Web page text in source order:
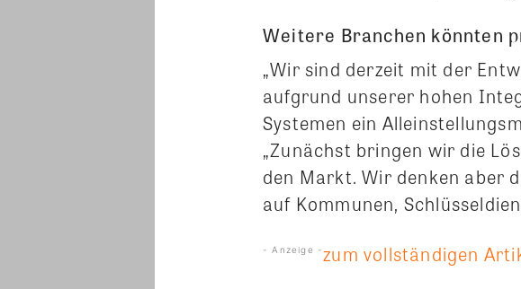
Weitere Branchen könnten
„Wir sind derzeit mit der
aufgrund unserer hohen
Systemen ein
„Zunächst bringen wir die
den Markt. Wir denken aber
auf Kommunen,
- Anzeige -zum vollständigen